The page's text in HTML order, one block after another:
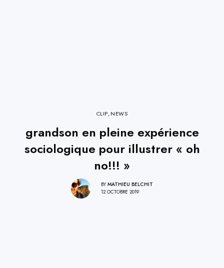
CLIP,NEWS
grandson en pleine expérience
sociologique pour illustrer « oh
no!!! »
BY MATHIEU BELCHIT
12 OCTOBRE 2019